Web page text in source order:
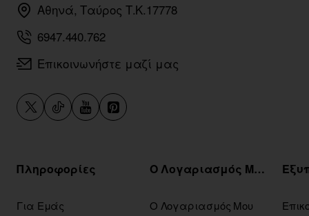
Αθηνά, Ταύρος Τ.Κ.17778
6947.440.762
Επικοινωνήστε μαζί μας
Πληροφορίες
Για Εμάς
Ο Λογαριασμός Μου
Ο Λογαριασμός Μου